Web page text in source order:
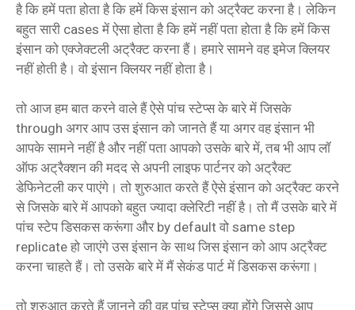
है कि हमें पता होता है कि हमें किस इंसान को अट्रैक्ट करना है। लेकिन
बहुत सारी cases में ऐसा होता है कि हमें नहीं पता होता है कि हमें किस
इंसान को एक्जेक्टली अट्रैक्ट करना हैं। हमारे सामने वह इमेज क्लियर
नहीं होती है। वो इंसान क्लियर नहीं होता है।
तो आज हम बात करने वाले हैं ऐसे पांच स्टेप्स के बारे में जिसके
through अगर आप उस इंसान को जानते हैं या अगर वह इंसान भी
आपके सामने नहीं है और नहीं पता आपको उसके बारे में, तब भी आप लॉ
ऑफ अट्रैक्शन की मदद से अपनी लाइफ पार्टनर को अट्रैक्ट
डेफिनेटली कर पाएंगे। तो शुरुआत करते हैं ऐसे इंसान को अट्रैक्ट करने
से जिसके बारे में आपको बहुत ज्यादा क्लेरिटी नहीं है। तो मैं उसके बारे में
पांच स्टेप डिसकस करूंगा और by default वो same step
replicate हो जाएंगे उस इंसान के साथ जिस इंसान को आप अट्रैक्ट
करना चाहते हैं। तो उसके बारे में मैं सेकंड पार्ट में डिसकस करूंगा।
तो शुरुआत करते हैं जानने की वह पांच स्टेप्स क्या होंगे जिससे आप